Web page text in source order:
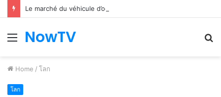
Le marché du véhicule d’occasion en plein essor
Menu
NowTV
Home / โลก
โลก